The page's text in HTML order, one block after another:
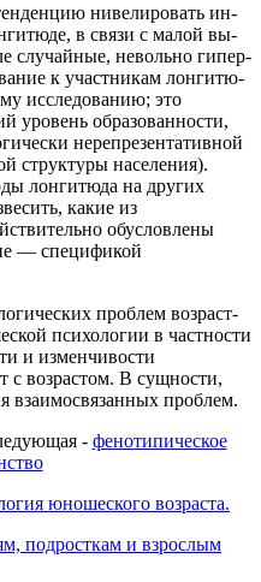
нивелировать ин­
в связи с малой вы­
случайные, невольно гипер­
к участникам лонгитю­
исследованию; это
уровень образованности,
нерепрезентативной
структуры населения).
лонгитюда на других
какие из
обусловлены
— спецификой
проблем возраст­
психологии в частности
и изменчивости
с возрастом. В сущности,
взаимосвязанных проблем.
- фенотипическое
юношеского возраста.
подросткам и взрослым